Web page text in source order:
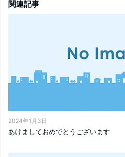
関連記事
2024年1月3日
あけましておめでとうございます